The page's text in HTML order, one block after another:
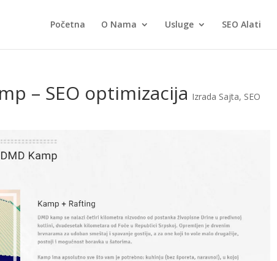
Početna O Nama Usluge SEO Alati
– SEO optimizacija Izrada Sajta, SEO